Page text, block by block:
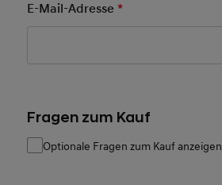
E-Mail-Adresse*
Fragen zum Kauf
Optionale Fragen zum Kauf anzeigen